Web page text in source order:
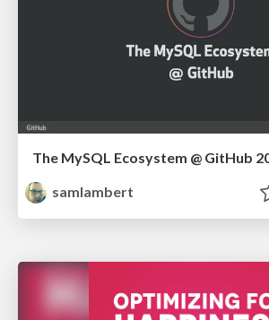
The MySQL Ecosystem @ GitHub
samlambert